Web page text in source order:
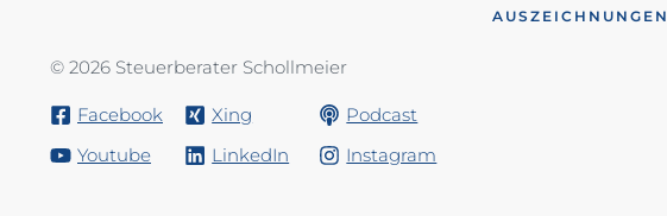
© 2026 Steuerberater Schollmeier
Facebook Xing
Podcast
Youtube
LinkedIn Instagram
AUSZEICHNUNGEN